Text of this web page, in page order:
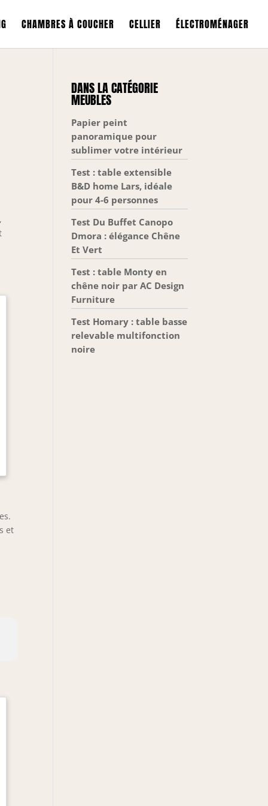
CHAMBRES À COUCHER CELLIER ÉLECTROMÉNAGER
et
DANS LA CATÉGORIE
MEUBLES
Papier peint
panoramique pour
sublimer votre intérieur
Test : table extensible
B&D home Lars, idéale
pour 4-6 personnes
Test Du Buffet Canopo
Dmora : élégance Chêne
Et Vert
Test : table Monty en
chêne noir par AC Design
Furniture
Test Homary : table basse
relevable multifonction
noire